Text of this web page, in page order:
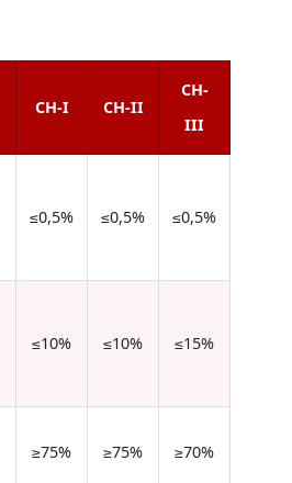
CH-I CH-II
CH-
III
≤0,5% ≤0,5% ≤0,5%
≤10% ≤10% ≤15%
≥75% ≥75% ≥70%